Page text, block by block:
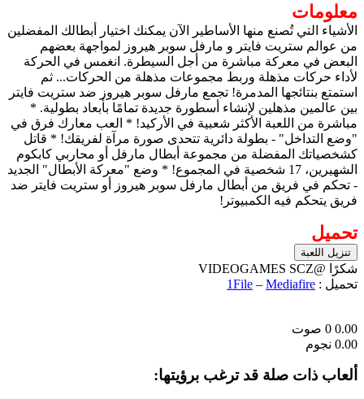
معلومات
الأشياء التي تُصنع منها الأساطير الآن يمكنك اختيار أبطالك المفضلين
من عوالم ستريت فايتر و مارفل سوبر هيروز لمواجهة بعضهم
البعض في معركة مباشرة من أجل السيطرة. انغمس في الحركة
لأداء حركات مذهلة وربط مجموعات مذهلة من الحركات... ثم
استمتع بنتائجها المدمرة! تجمع مارفل سوبر هيروز ضد ستريت فايتر
بين عالمين مذهلين لإنشاء أسطورة جديدة تمامًا بأبعاد بطولية. *
مباشرة من اللعبة الأكثر شعبية في الأركيد! * العب معارك فرق في
"وضع التداخل" - بطولة دائرية تتحدى صورة مرآة لفريقك! * قاتل
كشخصياتك المفضلة من مجموعة أبطال مارفل أو محاربي كابكوم
الشهيرين، 17 شخصية في المجموع! * وضع "معركة الأبطال" الجديد
- تحكم في فريق من أبطال مارفل سوبر هيروز أو ستريت فايتر ضد
فريق يتحكم فيه الكمبيوتر!
تحميل
تنزيل اللعبة
شكرًا @VIDEOGAMES SCZ
تحميل :
1File – Mediafire
0.00
0 صوت
0.00 نجوم
ألعاب ذات صلة قد ترغب برؤيتها: